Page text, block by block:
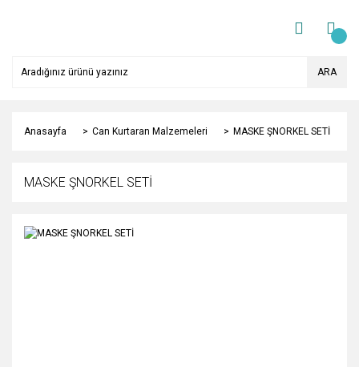
ARA
Anasayfa Can Kurtaran Malzemeleri MASKE ŞNORKEL SETİ
MASKE ŞNORKEL SETİ